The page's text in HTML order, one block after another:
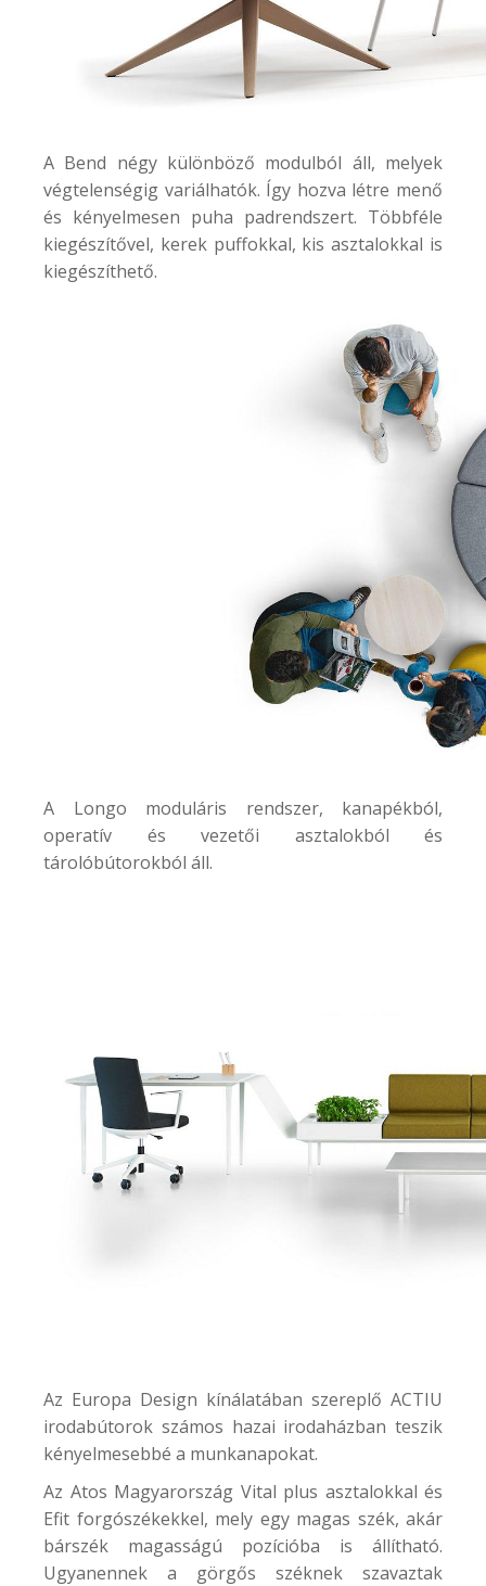
A Bend négy különböző modulból áll, melyek
végtelenségig variálhatók. Így hozva létre menő
és kényelmesen puha padrendszert. Többféle
kiegészítővel, kerek puffokkal, kis asztalokkal is
kiegészíthető.
A Longo moduláris rendszer, kanapékból,
operatív és vezetői asztalokból és
tárolóbútorokból áll.
Az Europa Design kínálatában szereplő ACTIU
irodabútorok számos hazai irodaházban teszik
kényelmesebbé a munkanapokat.
Az Atos Magyarország Vital plus asztalokkal és
Efit forgószékekkel, mely egy magas szék, akár
bárszék magasságú pozícióba is állítható.
Ugyanennek a görgős széknek szavaztak